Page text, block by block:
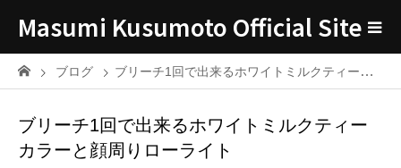
Masumi Kusumoto Official Site
ブログ ブリーチ1回で出来るホワイトミルクティーカラーと顔周りローライト
ブリーチ1回で出来るホワイトミルクティー
カラーと顔周りローライト